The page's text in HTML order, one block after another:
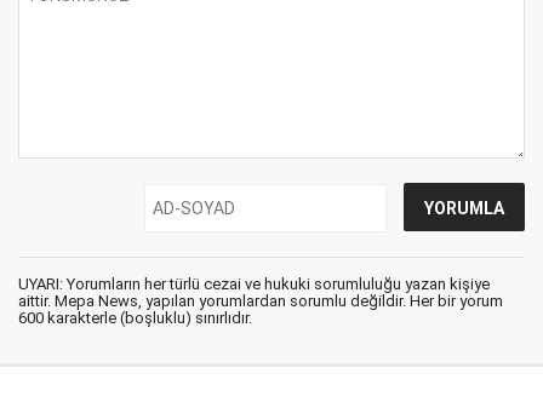
UYARI: Yorumların her türlü cezai ve hukuki sorumluluğu yazan kişiye
aittir. Mepa News, yapılan yorumlardan sorumlu değildir. Her bir yorum
600 karakterle (boşluklu) sınırlıdır.